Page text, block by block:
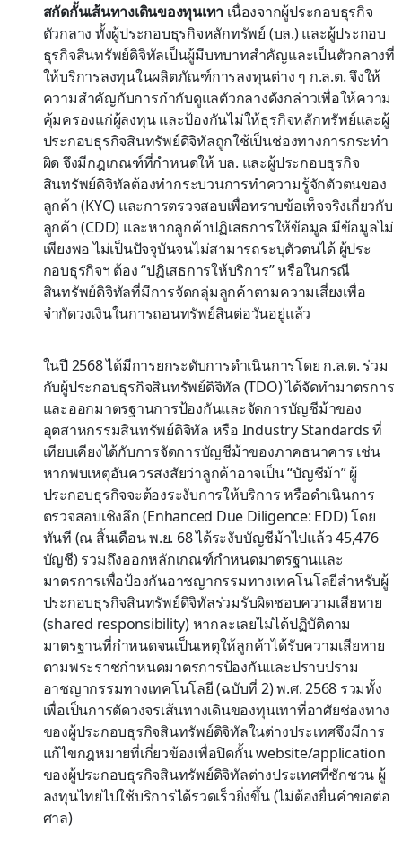
สกัดกั้นเส้นทางเดินของทุนเทา เนื่องจากผู้ประกอบธุรกิจ
ตัวกลาง ทั้งผู้ประกอบธุรกิจหลักทรัพย์ (บล.) และผู้ประกอบ
ธุรกิจสินทรัพย์ดิจิทัลเป็นผู้มีบทบาทสำคัญและเป็นตัวกลางที่
ให้บริการลงทุนในผลิตภัณฑ์การลงทุนต่าง ๆ ก.ล.ต. จึงให้
ความสำคัญกับการกำกับดูแลตัวกลางดังกล่าวเพื่อให้ความ
คุ้มครองแก่ผู้ลงทุน และป้องกันไม่ให้ธุรกิจหลักทรัพย์และผู้
ประกอบธุรกิจสินทรัพย์ดิจิทัลถูกใช้เป็นช่องทางการกระทำ
ผิด จึงมีกฎเกณฑ์ที่กำหนดให้ บล. และผู้ประกอบธุรกิจ
สินทรัพย์ดิจิทัลต้องทำกระบวนการทำความรู้จักตัวตนของ
ลูกค้า (KYC) และการตรวจสอบเพื่อทราบข้อเท็จจริงเกี่ยวกับ
ลูกค้า (CDD) และหากลูกค้าปฏิเสธการให้ข้อมูล มีข้อมูลไม่
เพียงพอ ไม่เป็นปัจจุบันจนไม่สามารถระบุตัวตนได้ ผู้ประ
กอบธุรกิจฯ ต้อง “ปฏิเสธการให้บริการ” หรือในกรณี
สินทรัพย์ดิจิทัลที่มีการจัดกลุ่มลูกค้าตามความเสี่ยงเพื่อ
จำกัดวงเงินในการถอนทรัพย์สินต่อวันอยู่แล้ว
ในปี 2568 ได้มีการยกระดับการดำเนินการโดย ก.ล.ต. ร่วม
กับผู้ประกอบธุรกิจสินทรัพย์ดิจิทัล (TDO) ได้จัดทำมาตรการ
และออกมาตรฐานการป้องกันและจัดการบัญชีม้าของ
อุตสาหกรรมสินทรัพย์ดิจิทัล หรือ Industry Standards ที่
เทียบเคียงได้กับการจัดการบัญชีม้าของภาคธนาคาร เช่น
หากพบเหตุอันควรสงสัยว่าลูกค้าอาจเป็น “บัญชีม้า” ผู้
ประกอบธุรกิจจะต้องระงับการให้บริการ หรือดำเนินการ
ตรวจสอบเชิงลึก (Enhanced Due Diligence: EDD) โดย
ทันที (ณ สิ้นเดือน พ.ย. 68 ได้ระงับบัญชีม้าไปแล้ว 45,476
บัญชี) รวมถึงออกหลักเกณฑ์กำหนดมาตรฐานและ
มาตรการเพื่อป้องกันอาชญากรรมทางเทคโนโลยีสำหรับผู้
ประกอบธุรกิจสินทรัพย์ดิจิทัลร่วมรับผิดชอบความเสียหาย
(shared responsibility) หากละเลยไม่ได้ปฏิบัติตาม
มาตรฐานที่กำหนดจนเป็นเหตุให้ลูกค้าได้รับความเสียหาย
ตามพระราชกำหนดมาตรการป้องกันและปราบปราม
อาชญากรรมทางเทคโนโลยี (ฉบับที่ 2) พ.ศ. 2568 รวมทั้ง
เพื่อเป็นการตัดวงจรเส้นทางเดินของทุนเทาที่อาศัยช่องทาง
ของผู้ประกอบธุรกิจสินทรัพย์ดิจิทัลในต่างประเทศจึงมีการ
แก้ไขกฎหมายที่เกี่ยวข้องเพื่อปิดกั้น website/application
ของผู้ประกอบธุรกิจสินทรัพย์ดิจิทัลต่างประเทศที่ชักชวน ผู้
ลงทุนไทยไปใช้บริการได้รวดเร็วยิ่งขึ้น (ไม่ต้องยื่นคำขอต่อ
ศาล)